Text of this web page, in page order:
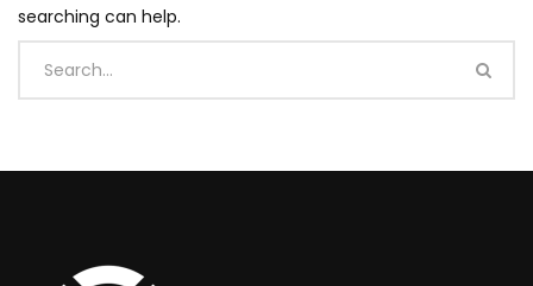
searching can help.